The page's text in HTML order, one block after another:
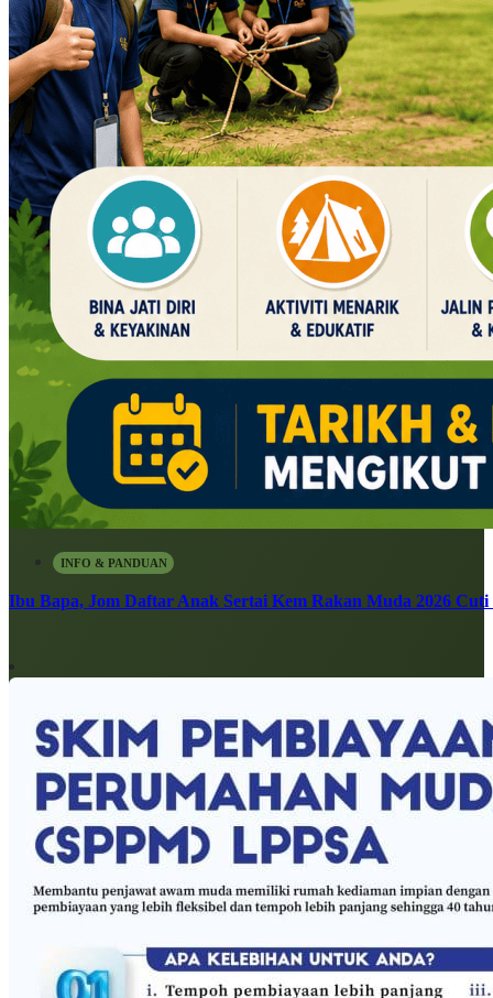
INFO & PANDUAN
Ibu Bapa, Jom Daftar Anak Sertai Kem Rakan Muda 2026